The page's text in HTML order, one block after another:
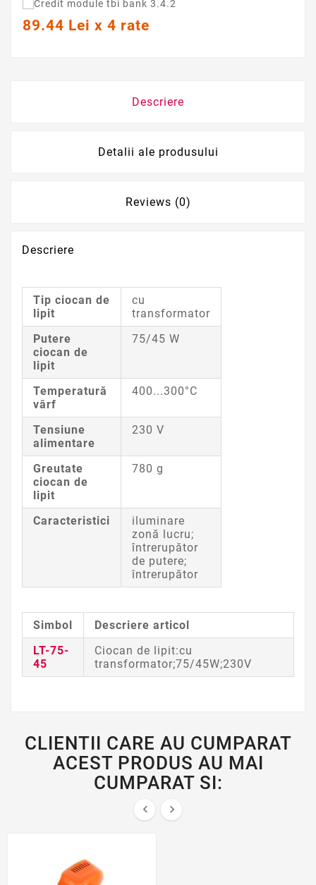
89.44 Lei x 4 rate
Descriere
Detalii ale produsului
Reviews (0)
Descriere
Tip ciocan de
lipit
cu
transformator
Putere
ciocan de
lipit
75/45 W
Temperatură
vârf
400...300°C
Tensiune
alimentare
230 V
Greutate
ciocan de
lipit
780 g
Caracteristici
iluminare
zonă lucru;
întrerupător
de putere;
întrerupător
Simbol
Descriere articol
LT-75-
45
Ciocan de lipit:cu
transformator;75/45W;230V
CLIENTII CARE AU CUMPARAT
ACEST PRODUS AU MAI
CUMPARAT SI:
 